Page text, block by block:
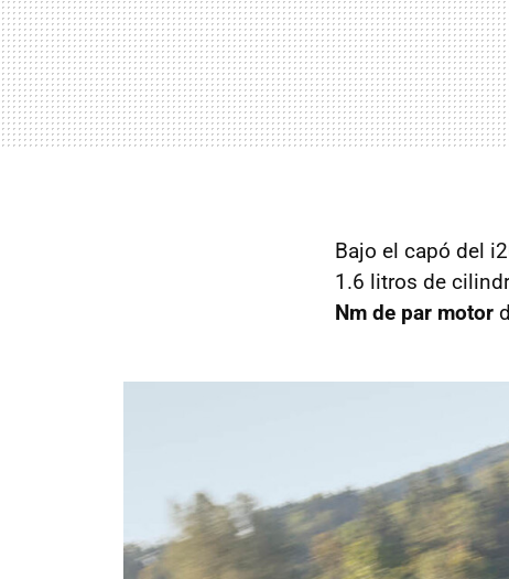
Bajo el capó del
1.6 litros de
Nm de par motor